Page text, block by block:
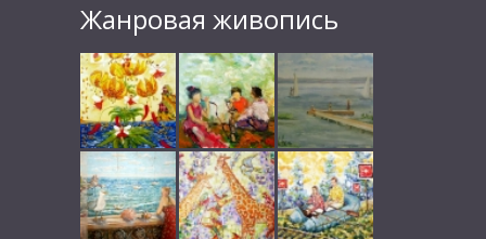
Жанровая живопись